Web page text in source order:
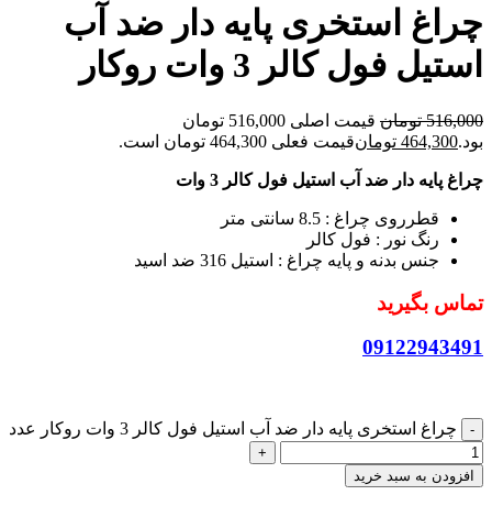
چراغ استخری پایه دار ضد آب
استیل فول کالر 3 وات روکار
516,000 تومان
قیمت اصلی 516,000 تومان
بود.464,300 تومانقیمت فعلی 464,300 تومان است.
چراغ پایه دار ضد آب استیل فول کالر 3 وات
قطرروی چراغ : 8.5 سانتی متر
رنگ نور : فول کالر
جنس بدنه و پایه چراغ : استیل 316 ضد اسید
تماس بگیرید
09122943491
چراغ استخری پایه دار ضد آب استیل فول کالر 3 وات روکار عدد
افزودن به سبد خرید